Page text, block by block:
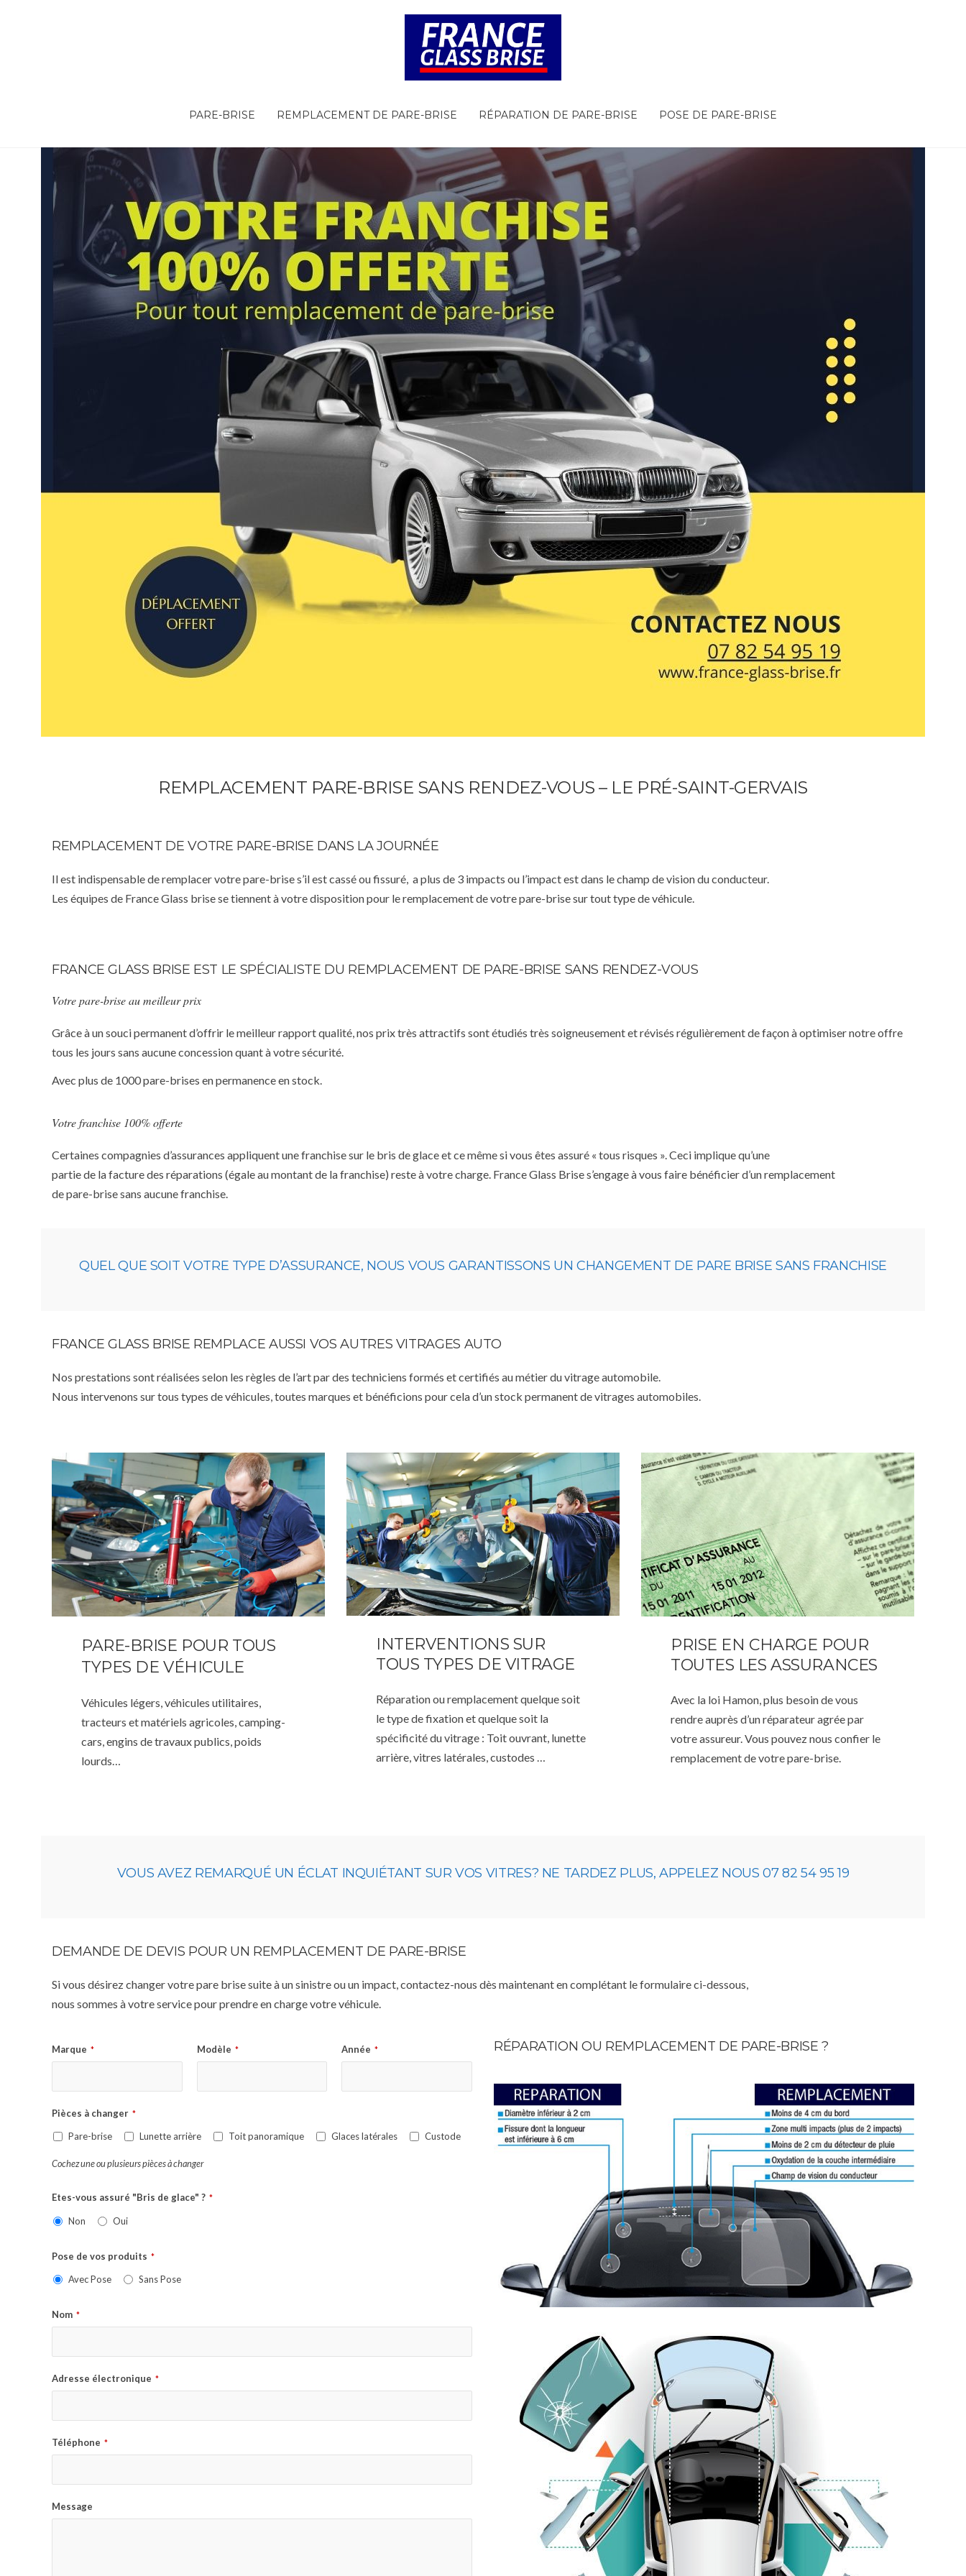
PARE-BRISE REMPLACEMENT DE PARE-BRISE RÉPARATION DE PARE-BRISE POSE DE PARE-BRISE
REMPLACEMENT PARE-BRISE SANS RENDEZ-VOUS – LE PRÉ-SAINT-GERVAIS
REMPLACEMENT DE VOTRE PARE-BRISE DANS LA JOURNÉE
Il est indispensable de remplacer votre pare-brise s’il est cassé ou fissuré, a plus de 3 impacts ou l’impact est dans le champ de vision du conducteur.
Les équipes de France Glass brise se tiennent à votre disposition pour le remplacement de votre pare-brise sur tout type de véhicule.
FRANCE GLASS BRISE EST LE SPÉCIALISTE DU REMPLACEMENT DE PARE-BRISE SANS RENDEZ-VOUS
Votre pare-brise au meilleur prix
Grâce à un souci permanent d’offrir le meilleur rapport qualité, nos prix très attractifs sont étudiés très soigneusement et révisés régulièrement de façon à optimiser notre offre
tous les jours sans aucune concession quant à votre sécurité.
Avec plus de 1000 pare-brises en permanence en stock.
Votre franchise 100% offerte
Certaines compagnies d’assurances appliquent une franchise sur le bris de glace et ce même si vous êtes assuré « tous risques ». Ceci implique qu’une
partie de la facture des réparations (égale au montant de la franchise) reste à votre charge. France Glass Brise s’engage à vous faire bénéficier d’un remplacement
de pare-brise sans aucune franchise.
QUEL QUE SOIT VOTRE TYPE D’ASSURANCE, NOUS VOUS GARANTISSONS UN CHANGEMENT DE PARE BRISE SANS FRANCHISE
FRANCE GLASS BRISE REMPLACE AUSSI VOS AUTRES VITRAGES AUTO
Nos prestations sont réalisées selon les règles de l’art par des techniciens formés et certifiés au métier du vitrage automobile.
Nous intervenons sur tous types de véhicules, toutes marques et bénéficions pour cela d’un stock permanent de vitrages automobiles.
PARE-BRISE POUR TOUS
TYPES DE VÉHICULE
Véhicules légers, véhicules utilitaires,
tracteurs et matériels agricoles, camping-
cars, engins de travaux publics, poids
lourds…
INTERVENTIONS SUR
TOUS TYPES DE VITRAGE
Réparation ou remplacement quelque soit
le type de fixation et quelque soit la
spécificité du vitrage : Toit ouvrant, lunette
arrière, vitres latérales, custodes …
PRISE EN CHARGE POUR
TOUTES LES ASSURANCES
Avec la loi Hamon, plus besoin de vous
rendre auprès d’un réparateur agrée par
votre assureur. Vous pouvez nous confier le
remplacement de votre pare-brise.
VOUS AVEZ REMARQUÉ UN ÉCLAT INQUIÉTANT SUR VOS VITRES? NE TARDEZ PLUS, APPELEZ NOUS 07 82 54 95 19
DEMANDE DE DEVIS POUR UN REMPLACEMENT DE PARE-BRISE
Si vous désirez changer votre pare brise suite à un sinistre ou un impact, contactez-nous dès maintenant en complétant le formulaire ci-dessous,
nous sommes à votre service pour prendre en charge votre véhicule.
Marque * Modèle * Année *
Pièces à changer *
Pare-brise Lunette arrière Toit panoramique Glaces latérales Custode
Cochez une ou plusieurs pièces à changer
Etes-vous assuré "Bris de glace" ? *
Non Oui
Pose de vos produits *
Avec Pose Sans Pose
Nom *
Adresse électronique *
Téléphone *
Message
RÉPARATION OU REMPLACEMENT DE PARE-BRISE ?